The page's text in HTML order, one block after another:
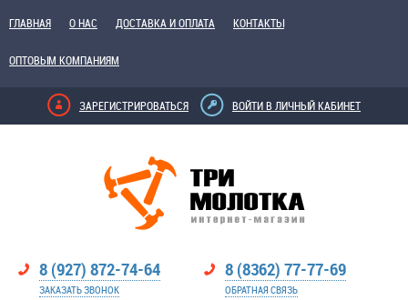
ГЛАВНАЯ О НАС ДОСТАВКА И ОПЛАТА КОНТАКТЫ
ОПТОВЫМ КОМПАНИЯМ
ЗАРЕГИСТРИРОВАТЬСЯ ВОЙТИ В ЛИЧНЫЙ КАБИНЕТ
8 (927) 872-74-64
ЗАКАЗАТЬ ЗВОНОК
8 (8362) 77-77-69
ОБРАТНАЯ СВЯЗЬ